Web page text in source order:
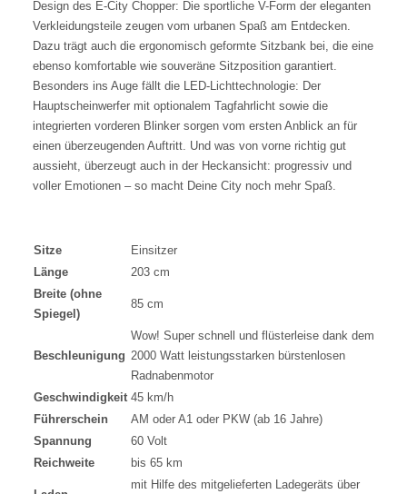
Design des E-City Chopper: Die sportliche V-Form der eleganten
Verkleidungsteile zeugen vom urbanen Spaß am Entdecken.
Dazu trägt auch die ergonomisch geformte Sitzbank bei, die eine
ebenso komfortable wie souveräne Sitzposition garantiert.
Besonders ins Auge fällt die LED-Lichttechnologie: Der
Hauptscheinwerfer mit optionalem Tagfahrlicht sowie die
integrierten vorderen Blinker sorgen vom ersten Anblick an für
einen überzeugenden Auftritt. Und was von vorne richtig gut
aussieht, überzeugt auch in der Heckansicht: progressiv und
voller Emotionen – so macht Deine City noch mehr Spaß.
Sitze
Einsitzer
Länge
203 cm
Breite (ohne
Spiegel)
85 cm
Beschleunigung
Wow! Super schnell und flüsterleise dank dem
2000 Watt leistungsstarken bürstenlosen
Radnabenmotor
Geschwindigkeit 45 km/h
Führerschein
AM oder A1 oder PKW (ab 16 Jahre)
Spannung
60 Volt
Reichweite
bis 65 km
mit Hilfe des mitgelieferten Ladegeräts über